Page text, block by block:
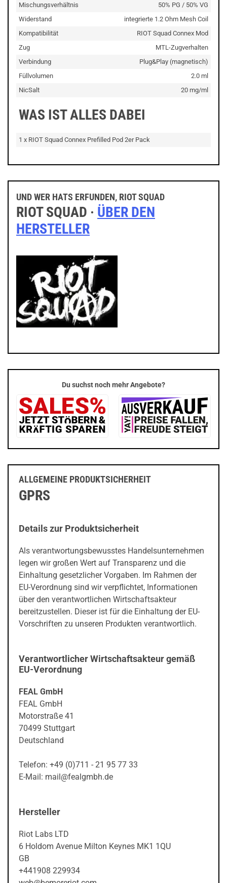
Mischungsverhältnis
50% PG / 50% VG
Widerstand
integrierte 1.2 Ohm Mesh Coil
Kompatibilität
RIOT Squad Connex Mod
Zug
MTL-Zugverhalten
Verbindung
Plug&Play (magnetisch)
Füllvolumen
2.0 ml
NicSalt
20 mg/ml
WAS IST ALLES DABEI
1 x RIOT Squad Connex Prefilled Pod 2er Pack
UND WER HATS ERFUNDEN, RIOT SQUAD
RIOT SQUAD · ÜBER DEN
HERSTELLER
Du suchst noch mehr Angebote?
ALLGEMEINE PRODUKTSICHERHEIT
GPRS
Details zur Produktsicherheit
Als verantwortungsbewusstes Handelsunternehmen
legen wir großen Wert auf Transparenz und die
Einhaltung gesetzlicher Vorgaben. Im Rahmen der
EU-Verordnung sind wir verpflichtet, Informationen
über den verantwortlichen Wirtschaftsakteur
bereitzustellen. Dieser ist für die Einhaltung der EU-
Vorschriften zu unseren Produkten verantwortlich.
Verantwortlicher Wirtschaftsakteur gemäß
EU-Verordnung
FEAL GmbH
FEAL GmbH
Motorstraße 41
70499 Stuttgart
Deutschland
Telefon: +49 (0)711 - 21 95 77 33
E-Mail: mail@fealgmbh.de
Hersteller
Riot Labs LTD
6 Holdom Avenue Milton Keynes MK1 1QU
GB
+441908 229934